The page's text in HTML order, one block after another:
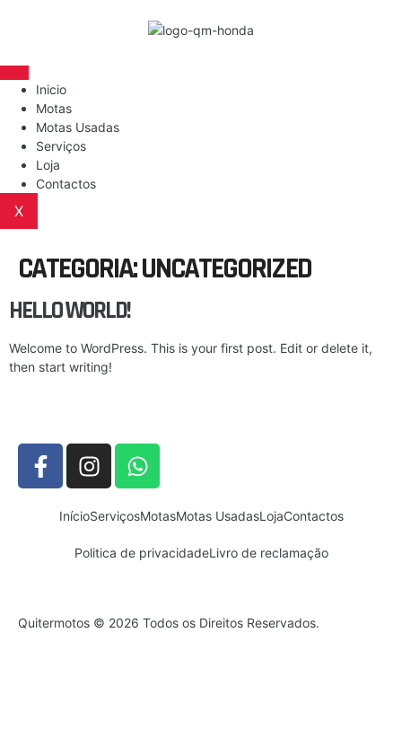
Inicio
Motas
Motas Usadas
Serviços
Loja
Contactos
X
CATEGORIA:UNCATEGORIZED
HELLO WORLD!
Welcome to WordPress. This is your first post. Edit or delete it,
then start writing!
InícioServiçosMotasMotas UsadasLojaContactos
Politica de privacidadeLivro de reclamação
Quitermotos © 2026 Todos os Direitos Reservados.